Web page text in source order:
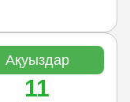
Ақуыздар
11